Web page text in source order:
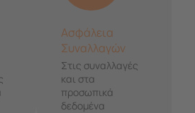
Ασφάλεια
Συναλλαγών
Στις συναλλαγές
και στα
προσωπικά
δεδομένα